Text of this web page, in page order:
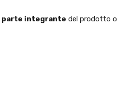
parte integrante del prodotto o